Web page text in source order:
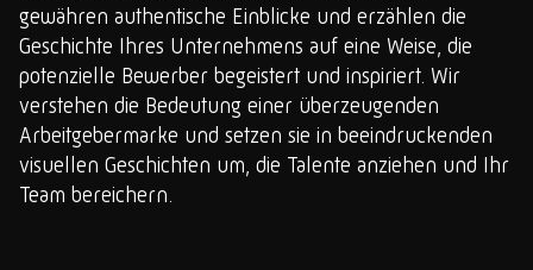
gewähren authentische Einblicke und erzählen die
Geschichte Ihres Unternehmens auf eine Weise, die
potenzielle Bewerber begeistert und inspiriert. Wir
verstehen die Bedeutung einer überzeugenden
Arbeitgebermarke und setzen sie in beeindruckenden
visuellen Geschichten um, die Talente anziehen und Ihr
Team bereichern.